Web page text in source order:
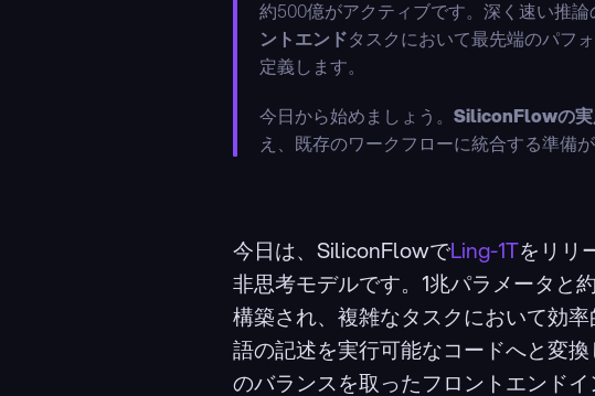
約500億がアクティブです。深く速い推
ントエンドタスクにおいて最先端のパフ
定義します。
今日から始めましょう。 SiliconFlowの実
え、既存のワークフローに統合する準備
今日は、SiliconFlowでLing-1Tをリリ
非思考モデルです。1兆パラメータと
構築され、複雑なタスクにおいて効
語の記述を実行可能なコードへと変
のバランスを取ったフロントエンド